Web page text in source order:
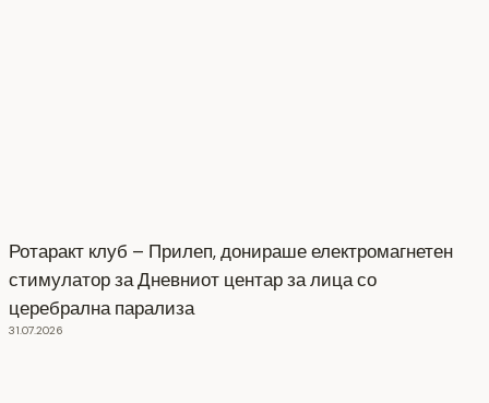
Ротаракт клуб – Прилеп, донираше електромагнетен
стимулатор за Дневниот центар за лица со
церебрална парализа
31.07.2026